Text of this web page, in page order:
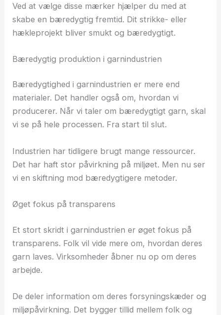
Ved at vælge disse mærker hjælper du med at
skabe en bæredygtig fremtid. Dit strikke- eller
hækleprojekt bliver smukt og bæredygtigt.
Bæredygtig produktion i garnindustrien
Bæredygtighed i garnindustrien er mere end
materialer. Det handler også om, hvordan vi
producerer. Når vi taler om bæredygtigt garn, skal
vi se på hele processen. Fra start til slut.
Industrien har tidligere brugt mange ressourcer.
Det har haft stor påvirkning på miljøet. Men nu ser
vi en skiftning mod bæredygtigere metoder.
Øget fokus på transparens
Et stort skridt i garnindustrien er øget fokus på
transparens. Folk vil vide mere om, hvordan deres
garn laves. Virksomheder åbner nu op om deres
arbejde.
De deler information om deres forsyningskæder og
miljøpåvirkning. Det bygger tillid mellem folk og